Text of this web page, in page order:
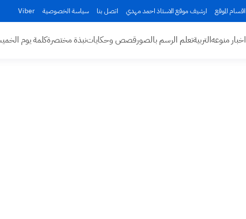
اقسام الموقع ارشيف موقع الاستاذ احمد مهدي اتصل بنا سياسة الخصوصية Viber
اخبار منوعهالتربيةتعلم الرسم بالصورقصص وحكاياتنبذة مختصرةكلمة يوم